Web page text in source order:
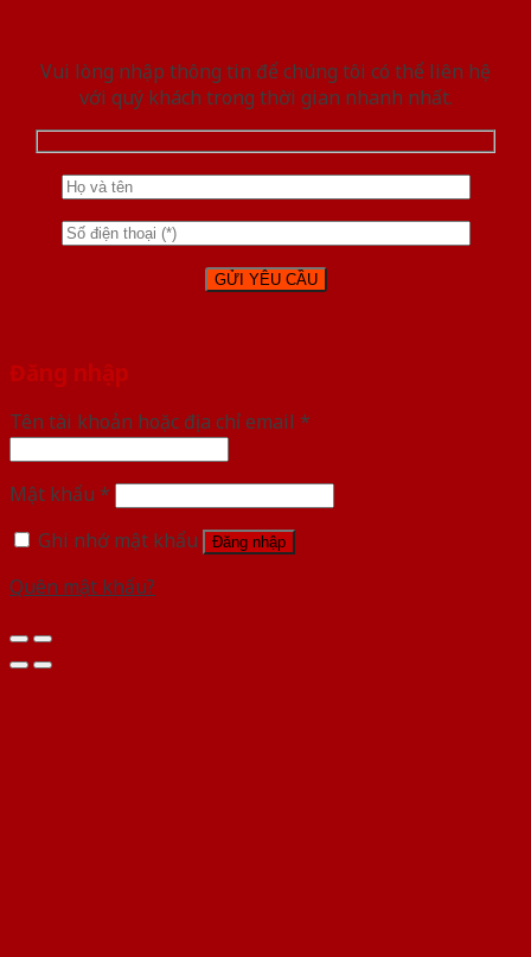
Vui lòng nhập thông tin để chúng tôi có thể liên hệ
với quý khách trong thời gian nhanh nhất.
Đăng nhập
Tên tài khoản hoặc địa chỉ email *
Mật khẩu *
Ghi nhớ mật khẩu
Đăng nhập
Quên mật khẩu?